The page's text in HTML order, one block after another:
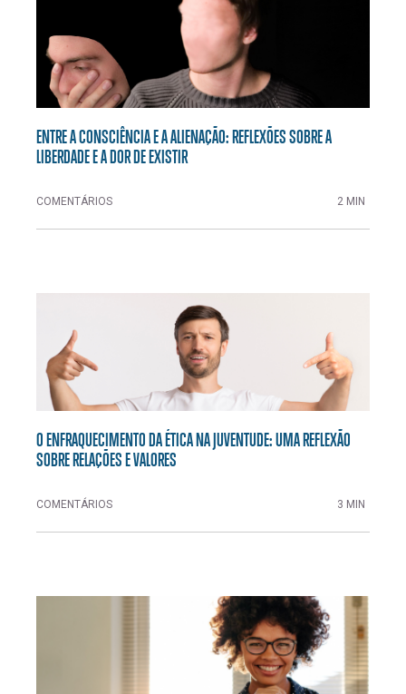
ENTRE A CONSCIÊNCIA E A ALIENAÇÃO: REFLEXÕES SOBRE A
LIBERDADE E A DOR DE EXISTIR
COMENTÁRIOS 2 MIN
O ENFRAQUECIMENTO DA ÉTICA NA JUVENTUDE: UMA REFLEXÃO
SOBRE RELAÇÕES E VALORES
COMENTÁRIOS 3 MIN